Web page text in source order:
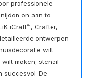
professionele
en aan te
iCraft™, Crafter,
ontwerpen
wilt
maken, stencil
succesvol. De